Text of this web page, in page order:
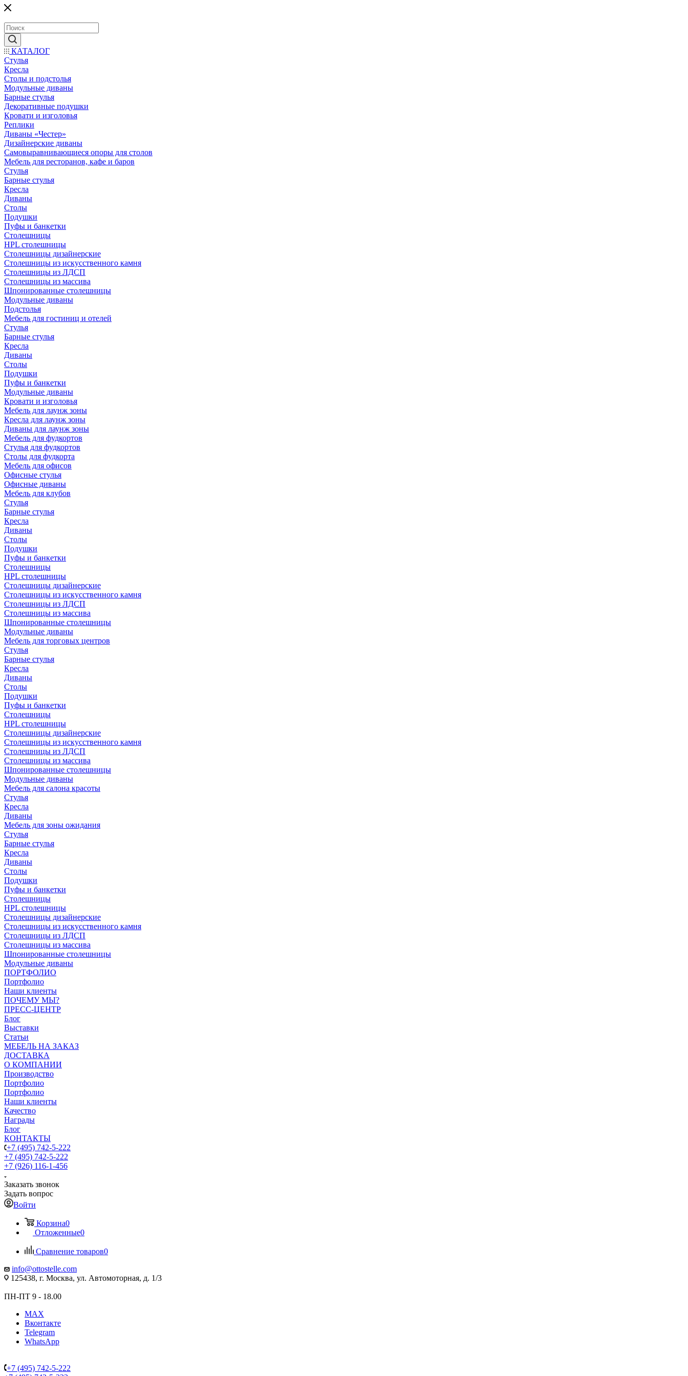
КАТАЛОГ
Стулья
Кресла
Столы и подстолья
Модульные диваны
Барные стулья
Декоративные подушки
Кровати и изголовья
Реплики
Диваны «Честер»
Дизайнерские диваны
Самовыравнивающиеся опоры для столов
Мебель для ресторанов, кафе и баров
Стулья
Барные стулья
Кресла
Диваны
Столы
Подушки
Пуфы и банкетки
Столешницы
HPL столешницы
Столешницы дизайнерские
Столешницы из искусственного камня
Столешницы из ЛДСП
Столешницы из массива
Шпонированные столешницы
Модульные диваны
Подстолья
Мебель для гостиниц и отелей
Стулья
Барные стулья
Кресла
Диваны
Столы
Подушки
Пуфы и банкетки
Модульные диваны
Кровати и изголовья
Мебель для лаунж зоны
Кресла для лаунж зоны
Диваны для лаунж зоны
Мебель для фудкортов
Стулья для фудкортов
Столы для фудкорта
Мебель для офисов
Офисные стулья
Офисные диваны
Мебель для клубов
Стулья
Барные стулья
Кресла
Диваны
Столы
Подушки
Пуфы и банкетки
Столешницы
HPL столешницы
Столешницы дизайнерские
Столешницы из искусственного камня
Столешницы из ЛДСП
Столешницы из массива
Шпонированные столешницы
Модульные диваны
Мебель для торговых центров
Стулья
Барные стулья
Кресла
Диваны
Столы
Подушки
Пуфы и банкетки
Столешницы
HPL столешницы
Столешницы дизайнерские
Столешницы из искусственного камня
Столешницы из ЛДСП
Столешницы из массива
Шпонированные столешницы
Модульные диваны
Мебель для салона красоты
Стулья
Кресла
Диваны
Мебель для зоны ожидания
Стулья
Барные стулья
Кресла
Диваны
Столы
Подушки
Пуфы и банкетки
Столешницы
HPL столешницы
Столешницы дизайнерские
Столешницы из искусственного камня
Столешницы из ЛДСП
Столешницы из массива
Шпонированные столешницы
Модульные диваны
ПОРТФОЛИО
Портфолио
Наши клиенты
ПОЧЕМУ МЫ?
ПРЕСС-ЦЕНТР
Блог
Выставки
Статьи
МЕБЕЛЬ НА ЗАКАЗ
ДОСТАВКА
О КОМПАНИИ
Производство
Портфолио
Портфолио
Наши клиенты
Качество
Награды
Блог
КОНТАКТЫ
+7 (495) 742-5-222
+7 (495) 742-5-222
+7 (926) 116-1-456
Заказать звонок
Задать вопрос
Войти
Корзина0
Отложенные0
Сравнение товаров0
info@ottostelle.com
125438, г. Москва, ул. Автомоторная, д. 1/3
ПН-ПТ 9 - 18.00
MAX
Вконтакте
Telegram
WhatsApp
+7 (495) 742-5-222